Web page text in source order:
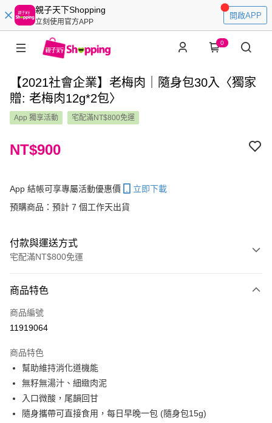
親子天下Shopping
立刻使用官方APP
開啟APP
0
【2021社會企業】老梅肉｜隨身包30入〈獨家
贈: 老梅肉12g*2包〉
App 獨享活動 宅配滿NT$800免運
NT$900
App 結帳可享專屬活動優惠價
立即下載
預購商品：預計 7 個工作天出貨
付款與運送方式
宅配滿NT$800免運
信用卡一次付款
LINE Pay
大哥付你分期
相關說明
【大哥付你分期使用說明】
1.本服務由台灣大哥大提供，台灣大哥大用戶可立即使用無須另外申請。
2.付款方式選擇「大哥付你分期」，訂單成立後會自動跳轉到大哥付的交易
AFTEE先享後付
相關說明
商品特色
商品編號
11919064
商品特色
幫助維持消化道機能
無籽無湯汁、細緻肉泥
入口微酸，尾韻回甘
隨身攜帶可直接食用，每日早晚一包 (隨身包15g)